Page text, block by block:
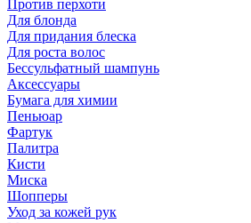
Против перхоти
Для блонда
Для придания блеска
Для роста волос
Бессульфатный шампунь
Аксессуары
Бумага для химии
Пеньюар
Фартук
Палитра
Кисти
Миска
Шопперы
Уход за кожей рук